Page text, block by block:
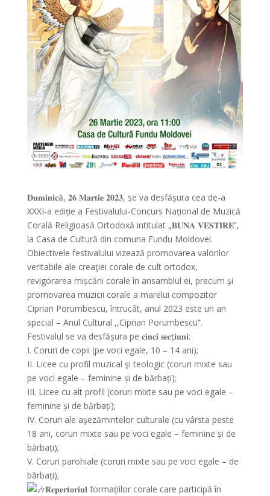
𝐃𝐮𝐦𝐢𝐧𝐢𝐜ă, 𝟐𝟔 𝐌𝐚𝐫𝐭𝐢𝐞 𝟐𝟎𝟐𝟑, se va desfășura cea de-a
XXXI-a ediție a Festivalului-Concurs Național de Muzică
Corală Religioasă Ortodoxă intitulat „𝐁𝐔𝐍𝐀 𝐕𝐄𝐒𝐓𝐈𝐑𝐄”,
la Casa de Cultură din comuna Fundu Moldovei.
Obiectivele festivalului vizează promovarea valorilor
veritabile ale creaţiei corale de cult ortodox,
revigorarea mișcării corale în ansamblul ei, precum și
promovarea muzicii corale a marelui compozitor
Ciprian Porumbescu, întrucât, anul 2023 este un an
special – Anul Cultural ,,Ciprian Porumbescu”.
Festivalul se va desfășura pe 𝐜𝐢𝐧𝐜𝐢 𝐬𝐞𝐜ț𝐢𝐮𝐧𝐢:
I. Coruri de copii (pe voci egale, 10 – 14 ani);
II. Licee cu profil muzical şi teologic (coruri mixte sau
pe voci egale – feminine și de bărbați);
III. Licee cu alt profil (coruri mixte sau pe voci egale –
feminine și de bărbați);
IV. Coruri ale aşezămintelor culturale (cu vârsta peste
18 ani, coruri mixte sau pe voci egale – feminine și de
bărbați);
V. Coruri parohiale (coruri mixte sau pe voci egale – de
bărbați);
𝐑𝐞𝐩𝐞𝐫𝐭𝐨𝐫𝐢𝐮𝐥 formațiilor corale care participă în